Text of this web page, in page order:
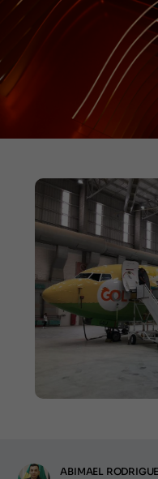
GOL LINHAS
A Gol Linhas
com uma pintura
Chico
ABIMAEL